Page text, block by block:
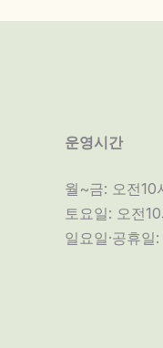
운영시간
월~금: 오전10
토요일: 오전
일요일·공휴일